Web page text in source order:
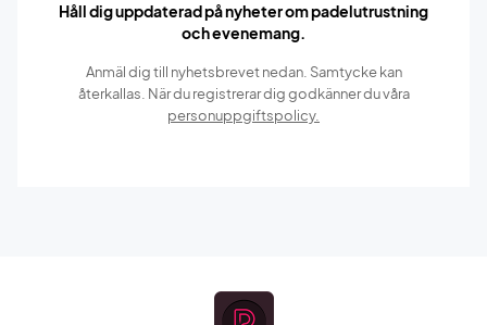
Håll dig uppdaterad på nyheter om padelutrustning
och evenemang.
Anmäl dig till nyhetsbrevet nedan. Samtycke kan
återkallas. När du registrerar dig godkänner du våra
personuppgiftspolicy.